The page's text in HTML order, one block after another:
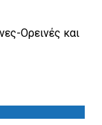
Ορεινές και